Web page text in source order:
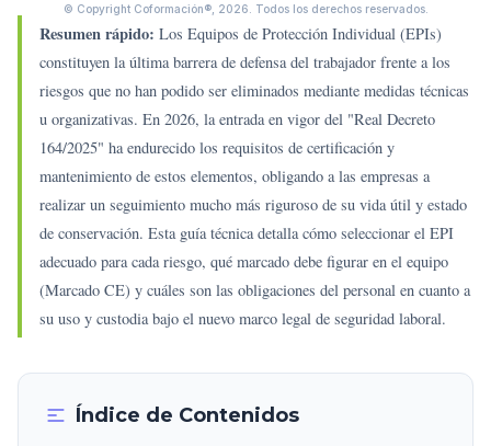
© Copyright Coformación®, 2026. Todos los derechos reservados.
Resumen rápido: Los Equipos de Protección Individual (EPIs)
constituyen la última barrera de defensa del trabajador frente a los
riesgos que no han podido ser eliminados mediante medidas técnicas
u organizativas. En 2026, la entrada en vigor del "Real Decreto
164/2025" ha endurecido los requisitos de certificación y
mantenimiento de estos elementos, obligando a las empresas a
realizar un seguimiento mucho más riguroso de su vida útil y estado
de conservación. Esta guía técnica detalla cómo seleccionar el EPI
adecuado para cada riesgo, qué marcado debe figurar en el equipo
(Marcado CE) y cuáles son las obligaciones del personal en cuanto a
su uso y custodia bajo el nuevo marco legal de seguridad laboral.
Índice de Contenidos